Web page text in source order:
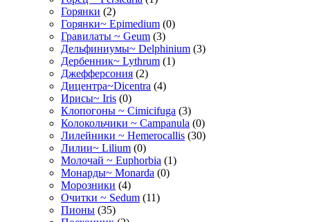
Горянки (2)
Горянки~ Epimedium (0)
Гравилаты ~ Geum (3)
Дельфиниумы~ Delphinium (3)
Дербенник~ Lythrum (1)
Джефферсония (2)
Дицентра~Dicentra (4)
Ирисы~ Iris (0)
Клопогоны ~ Cimicifuga (3)
Колокольчики ~ Campanula (0)
Лилейники ~ Hemerocallis (30)
Лилии~ Lilium (0)
Молочай ~ Euphorbia (1)
Монарды~ Monarda (0)
Морозники (4)
Очитки ~ Sedum (11)
Пионы (35)